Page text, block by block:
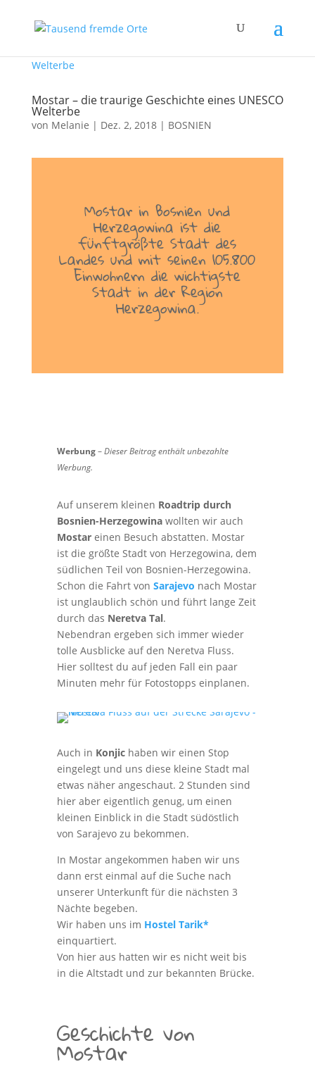
Mostar – die traurige Geschichte eines UNESCO
Welterbe
von Melanie | Dez. 2, 2018| BOSNIEN
Mostar in Bosnien und
Herzegowina ist die
fünftgrößte Stadt des
Landes und mit seinen 105.800
Einwohnern die wichtigste
Stadt in der Region
Herzegowina.
Werbung–Dieser Beitrag enthält unbezahlte
Werbung.
Auf unserem kleinen Roadtrip durch
Bosnien-Herzegowinawollten wir auch
Mostareinen Besuch abstatten. Mostar
ist die größte Stadt von Herzegowina, dem
südlichen Teil von Bosnien-Herzegowina.
Schon die Fahrt von Sarajevo nach Mostar
ist unglaublich schön und führt lange Zeit
durch das Neretva Tal.
Nebendran ergeben sich immer wieder
tolle Ausblicke auf den Neretva Fluss.
Hier solltest du auf jeden Fall ein paar
Minuten mehr für Fotostopps einplanen.
Auch in Konjichaben wir einen Stop
eingelegt und uns diese kleine Stadt mal
etwas näher angeschaut. 2 Stunden sind
hier aber eigentlich genug, um einen
kleinen Einblick in die Stadt südöstlich
von Sarajevo zu bekommen.
In Mostar angekommen haben wir uns
dann erst einmal auf die Suche nach
unserer Unterkunft für die nächsten 3
Nächte begeben.
Wir haben uns im Hostel Tarik*
einquartiert.
Von hier aus hatten wir es nicht weit bis
in die Altstadt und zur bekannten Brücke.
Geschichte von
Mostar